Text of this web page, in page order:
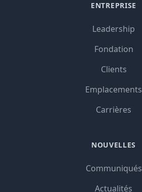
ENTREPRISE
Leadership
Fondation
Clients
Emplacements
Carrières
NOUVELLES
Communiqués
Actualités